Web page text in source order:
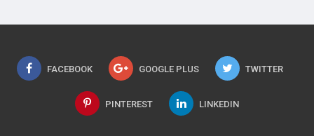
FACEBOOK GOOGLE PLUS TWITTER
PINTEREST LINKEDIN